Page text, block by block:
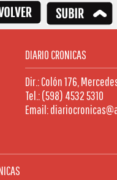
DIARIO CRONICAS
Dir.: Colón 176,
Tel.: (598) 4532 5310
Email: